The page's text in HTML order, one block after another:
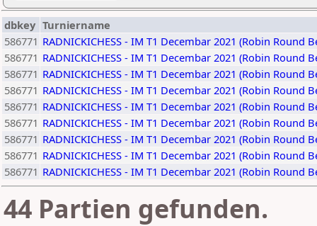
dbkey Turniername
586771 RADNICKICHESS - IM T1 Decembar 2021 (Robin Round
586771 RADNICKICHESS - IM T1 Decembar 2021 (Robin Round
586771 RADNICKICHESS - IM T1 Decembar 2021 (Robin Round
586771 RADNICKICHESS - IM T1 Decembar 2021 (Robin Round
586771 RADNICKICHESS - IM T1 Decembar 2021 (Robin Round
586771 RADNICKICHESS - IM T1 Decembar 2021 (Robin Round
586771 RADNICKICHESS - IM T1 Decembar 2021 (Robin Round
586771 RADNICKICHESS - IM T1 Decembar 2021 (Robin Round
586771 RADNICKICHESS - IM T1 Decembar 2021 (Robin Round
44 Partien gefunden.